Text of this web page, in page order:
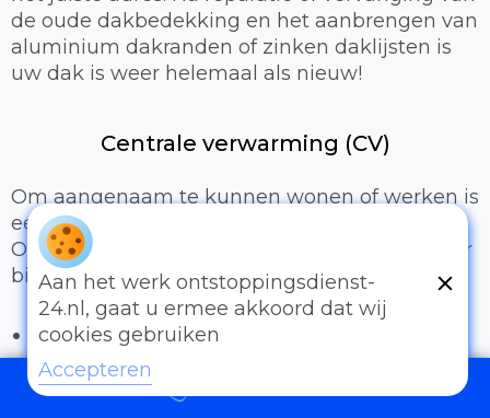
de oude dakbedekking en het aanbrengen van
aluminium dakranden of zinken daklijsten is
uw dak is weer helemaal als nieuw!
Centrale verwarming (CV)
Om aangenaam te kunnen wonen of werken is
een prettig binnenklimaat van groot belang.
Onze loodgieters kunnen hiervoor zorgen door
bijvoorbeeld:
Het uitbreiden of compleet installeren van
een cv-installatie
Vervangen van radiatoren/radiatorkranen
Aan het werk ontstoppingsdienst-
24.nl, gaat u ermee akkoord dat wij
cookies gebruiken
Accepteren